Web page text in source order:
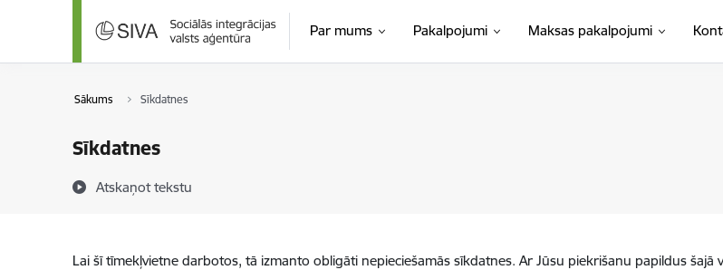
Par mums Pakalpojumi Maksas pakalpojumi
Sākums Sīkdatnes
Sīkdatnes
Atskaņot tekstu
Lai šī tīmekļvietne darbotos, tā izmanto obligāti nepieciešamās sīkdatnes. Ar Jūsu piekrišanu papildus